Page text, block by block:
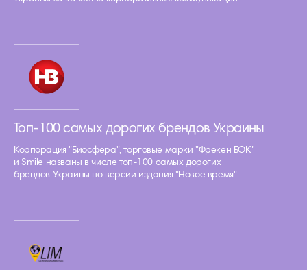
Топ-100 самых дорогих брендов Украины
Корпорация "Биосфера", торговые марки "Фрекен БОК"
и Smile названы в числе топ-100 самых дорогих
брендов Украины по версии издания "Новое время"